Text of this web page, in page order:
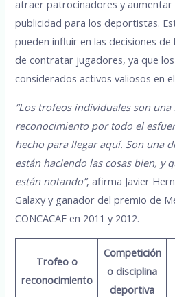
atraer patrocinadores y
publicidad para los deportistas.
pueden influir en las decisiones
de contratar jugadores, ya que
considerados activos valiosos en
“Los trofeos individuales son
reconocimiento por todo el
hecho para llegar aquí. Son una
están haciendo las cosas bien, y
están notando”, afirma Javier
Galaxy y ganador del premio de
CONCACAF en 2011 y 2012.
Trofeo o
reconocimiento
Competición
o disciplina
deportiva